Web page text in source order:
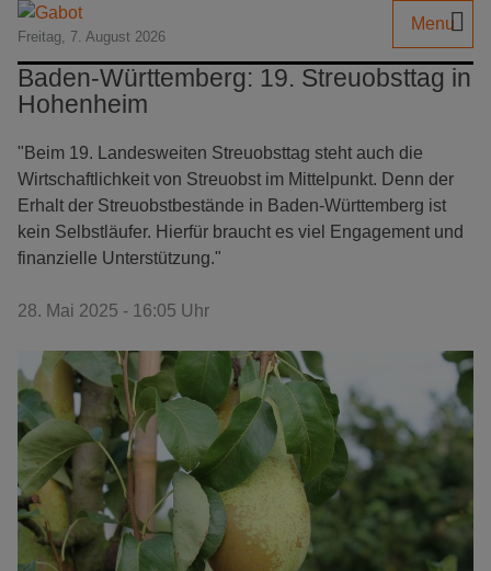
Freitag, 7. August 2026
Menu
Baden-Württemberg: 19. Streuobsttag in
Hohenheim
"Beim 19. Landesweiten Streuobsttag steht auch die
Wirtschaftlichkeit von Streuobst im Mittelpunkt. Denn der
Erhalt der Streuobstbestände in Baden-Württemberg ist
kein Selbstläufer. Hierfür braucht es viel Engagement und
finanzielle Unterstützung."
28. Mai 2025 - 16:05 Uhr